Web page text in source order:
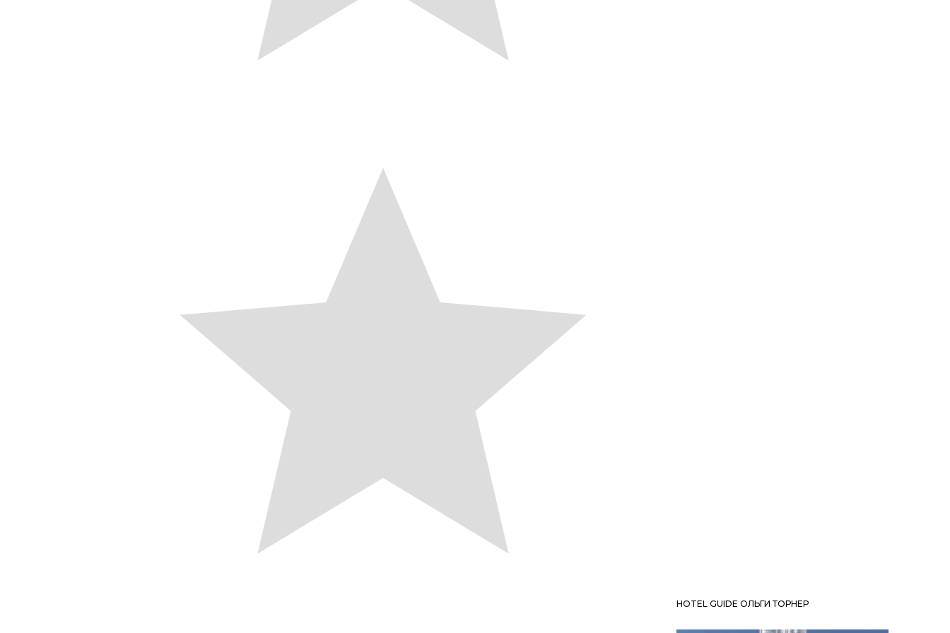
HOTEL GUIDE ОЛЬГИ ТОРНЕР